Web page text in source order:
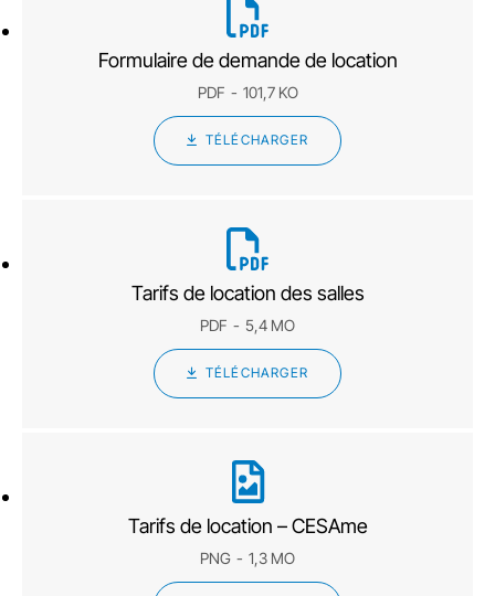
Formulaire de demande de location
PDF 101,7 KO
TÉLÉCHARGER
Tarifs de location des salles
PDF 5,4 MO
TÉLÉCHARGER
Tarifs de location – CESAme
PNG 1,3 MO